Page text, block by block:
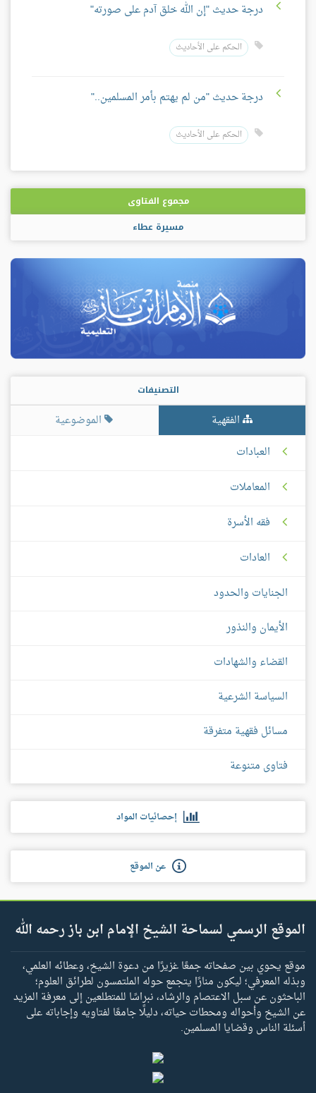
درجة حديث "إن الله خلق آدم على صورته"
الحكم على الأحاديث
درجة حديث "من لم يهتم بأمر المسلمين.."
الحكم على الأحاديث
مجموع الفتاوى
مسيرة عطاء
التصنيفات
الفقهية
الموضوعية
العبادات
المعاملات
فقه الأسرة
العادات
الجنايات والحدود
الأيمان والنذور
القضاء والشهادات
السياسة الشرعية
مسائل فقهية متفرقة
فتاوى متنوعة
إحصائيات المواد
عن الموقع
الموقع الرسمي لسماحة الشيخ الإمام ابن باز رحمه الله
موقع يحوي بين صفحاته جمعًا غزيرًا من دعوة الشيخ، وعطائه العلمي،
وبذله المعرفي؛ ليكون منارًا يتجمع حوله الملتمسون لطرائق العلوم؛
الباحثون عن سبل الاعتصام والرشاد، نبراسًا للمتطلعين إلى معرفة المزيد
عن الشيخ وأحواله ومحطات حياته، دليلًا جامعًا لفتاويه وإجاباته على
أسئلة الناس وقضايا المسلمين.